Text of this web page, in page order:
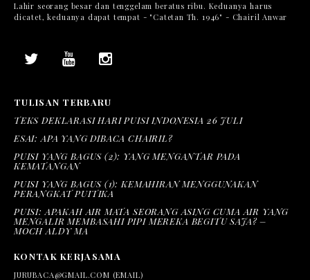
Lahir seorang besar dan tenggelam beratus ribu. Keduanya harus
dicatet, keduanya dapat tempat - "Catetan Th. 1946" - Chairil Anwar
TULISAN TERBARU
TEKS DEKLARASI HARI PUISI INDONESIA 26 JULI
ESAI: APA YANG DIBACA CHAIRIL?
PUISI YANG BAGUS (2): YANG MENGANTAR PADA
KEMATANGAN
PUISI YANG BAGUS (1): KEMAHIRAN MENGGUNAKAN
PERANGKAT PUITIKA
PUISI: APAKAH AIR MATA SEORANG ASING CUMA AIR YANG
MENGALIR MEMBASAHI PIPI MEREKA BEGITU SAJA? –
MOCH ALDY MA
KONTAK KERJASAMA
JURUBACA@GMAIL.COM (EMAIL)